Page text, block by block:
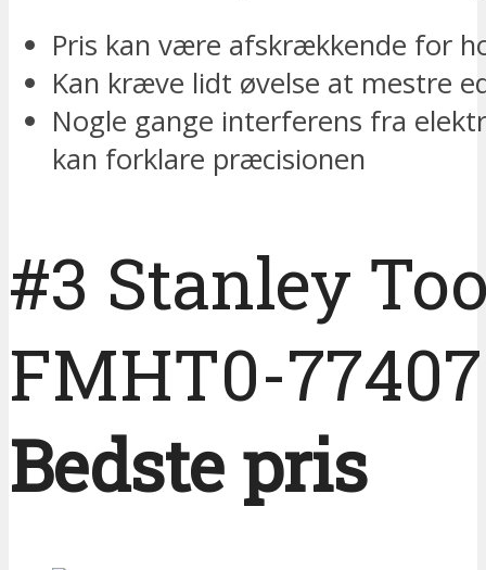
Pris kan være afskrækkende for
Kan kræve lidt øvelse at mestre
Nogle gange interferens fra
kan forklare præcisionen
#3 Stanley
FMHT0-
Bedste pris